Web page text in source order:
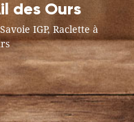
des Ours
IGP, Raclette à